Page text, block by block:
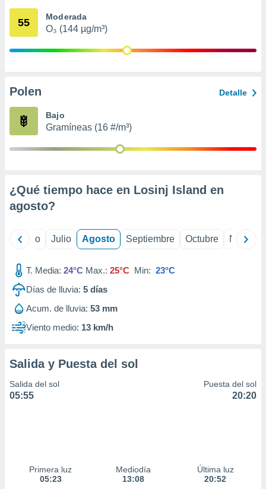
mediante
publicidad
de
55 Moderada
O₃ (144 µg/m³)
Polen Detalle
Bajo
Gramíneas (16 #/m³)
¿Qué tiempo hace en Losinj Island en
agosto?
Junio Julio Agosto Septiembre Octubre
T. Media: 24°C Max.: 25°C Min: 23°C
Días de lluvia: 5 días
Acum. de lluvia: 53 mm
Viento medio: 13 km/h
Salida y Puesta del sol
Salida del sol
05:55
Puesta del sol
20:20
Primera luz
05:23
Mediodía
13:08
Última luz
20:52